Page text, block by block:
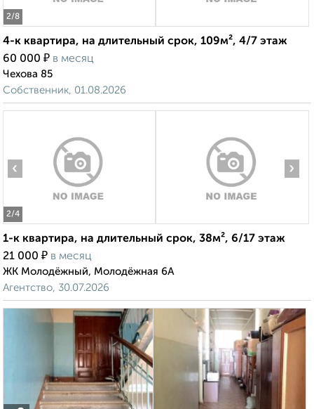
2/8
4-к квартира, на длительный срок, 109м², 4/7 этаж
60 000 ₽ в месяц
Чехова 85
Собственник, 01.08.2026
2/4
‹ ›
1-к квартира, на длительный срок, 38м², 6/17 этаж
21 000 ₽ в месяц
ЖК Молодёжный, Молодёжная 6А
Агентство, 30.07.2026